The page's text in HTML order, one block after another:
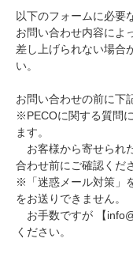
以下のフォームに必要
お問い合わせ内容によ
差し上げられない場合
い。
お問い合わせの前に下
※PECOに関する質問
ます。
お客様から寄せられ
合わせ前にご確認くだ
※「迷惑メール対策」
をお送りできません。
お手数ですが 【
ください。